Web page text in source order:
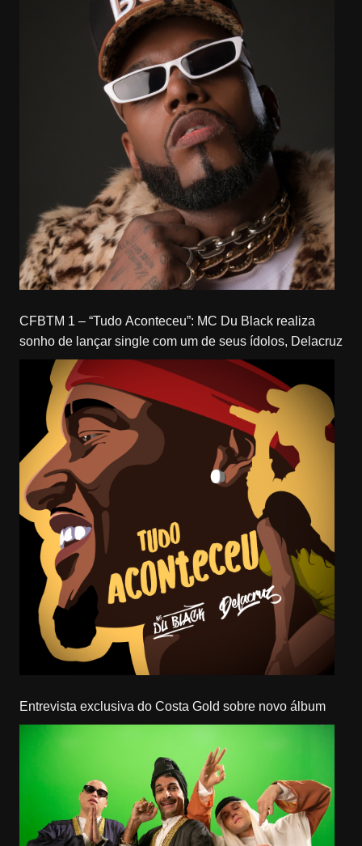
CFBTM 1 – “Tudo Aconteceu”: MC Du Black realiza
sonho de lançar single com um de seus ídolos, Delacruz
Entrevista exclusiva do Costa Gold sobre novo álbum